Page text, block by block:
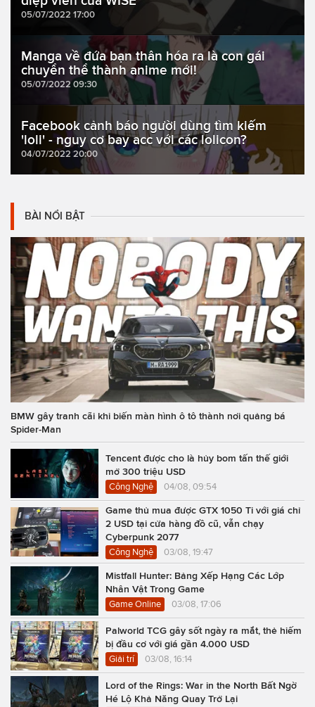
05/07/2022 17:00
Manga về đứa bạn thân hóa ra là con gái
chuyển thể thành anime mới!
05/07/2022 09:30
Facebook cảnh báo người dùng tìm kiếm
'loli' - nguy cơ bay acc với các lolicon?
04/07/2022 20:00
BÀI NỔI BẬT
BMW gây tranh cãi khi biến màn hình ô tô thành nơi quảng bá
Spider-Man
Tencent được cho là hủy bom tấn thế giới
mở 300 triệu USD
Công Nghệ 04/08, 09:54
Game thủ mua được GTX 1050 Ti với giá chỉ
2 USD tại cửa hàng đồ cũ, vẫn chạy
Cyberpunk 2077
Công Nghệ 03/08, 19:47
Mistfall Hunter: Bảng Xếp Hạng Các Lớp
Nhân Vật Trong Game
Game Online 03/08, 17:06
Palworld TCG gây sốt ngày ra mắt, thẻ hiếm
bị đầu cơ với giá gần 4.000 USD
Giải trí 03/08, 16:14
Lord of the Rings: War in the North Bất Ngờ
Hé Lộ Khả Năng Quay Trở Lại